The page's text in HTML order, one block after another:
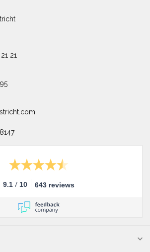
21
9.1 / 10 643 reviews